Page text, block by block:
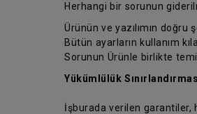
Herhangi bir sorunun
Ürünün ve yazılımın doğru
Bütün ayarların kullanım
Sorunun Ürünle birlikte
Yükümlülük
İşburada verilen garantiler,